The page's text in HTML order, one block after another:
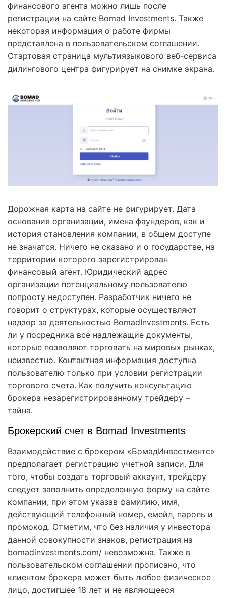
финансового агента можно лишь после
регистрации на сайте Bomad Investments. Также
некоторая информация о работе фирмы
представлена в пользовательском соглашении.
Стартовая страница мультиязыкового веб-сервиса
дилингового центра фигурирует на снимке экрана.
Дорожная карта на сайте не фигурирует. Дата
основания организации, имена фаундеров, как и
история становления компании, в общем доступе
не значатся. Ничего не сказано и о государстве, на
территории которого зарегистрирован
финансовый агент. Юридический адрес
организации потенциальному пользователю
попросту недоступен. Разработчик ничего не
говорит о структурах, которые осуществляют
надзор за деятельностью BomadInvestments. Есть
ли у посредника все надлежащие документы,
которые позволяют торговать на мировых рынках,
неизвестно. Контактная информация доступна
пользователю только при условии регистрации
торгового счета. Как получить консультацию
брокера незарегистрированному трейдеру –
тайна.
Брокерский счет в Bomad Investments
Взаимодействие с брокером «БомадИнвестментс»
предполагает регистрацию учетной записи. Для
того, чтобы создать торговый аккаунт, трейдеру
следует заполнить определенную форму на сайте
компании, при этом указав фамилию, имя,
действующий телефонный номер, емейл, пароль и
промокод. Отметим, что без наличия у инвестора
данной совокупности знаков, регистрация на
bomadinvestments.com/ невозможна. Также в
пользовательском соглашении прописано, что
клиентом брокера может быть любое физическое
лицо, достигшее 18 лет и не являющееся